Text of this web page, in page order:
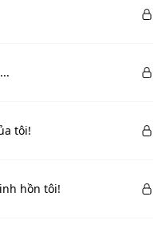
tôi!
hồn tôi!